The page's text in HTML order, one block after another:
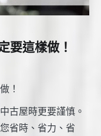
要這樣做！
！
古屋時更要謹慎。
省時、省力、省